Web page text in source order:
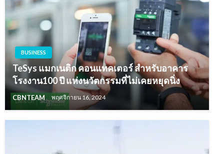
BUSINESS
TeSys แมกเนติก คอนแทคเตอร์ สำหรับอาคาร
โรงงาน100 ปี แห่งนวัตกรรมที่ไม่เคยหยุดนิ่ง
CBNTEAM พฤศจิกายน 16, 2024